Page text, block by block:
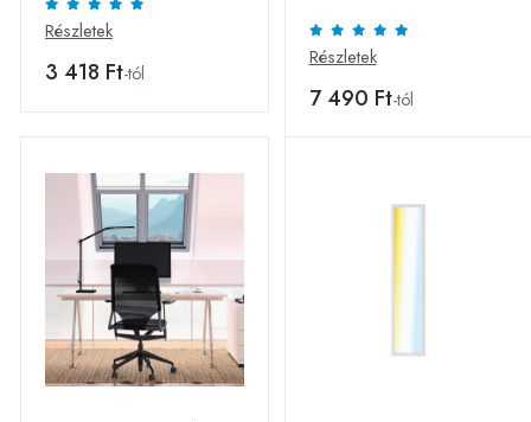
Részletek
3 418 Ft-tól
Részletek
7 490 Ft-tól